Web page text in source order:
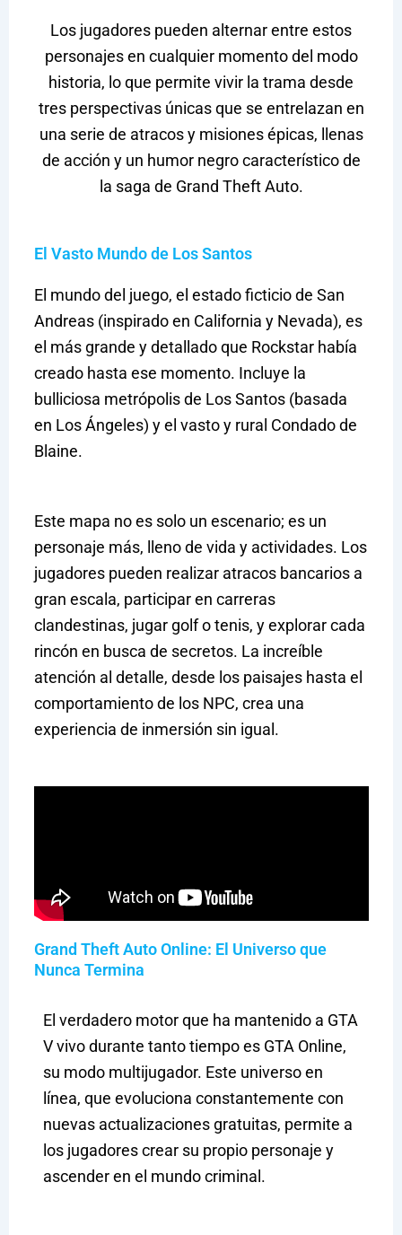
Los jugadores pueden alternar entre estos
personajes en cualquier momento del modo
historia, lo que permite vivir la trama desde
tres perspectivas únicas que se entrelazan en
una serie de atracos y misiones épicas, llenas
de acción y un humor negro característico de
la saga de Grand Theft Auto.
El Vasto Mundo de Los Santos
El mundo del juego, el estado ficticio de San
Andreas (inspirado en California y Nevada), es
el más grande y detallado que Rockstar había
creado hasta ese momento. Incluye la
bulliciosa metrópolis de Los Santos (basada
en Los Ángeles) y el vasto y rural Condado de
Blaine.
Este mapa no es solo un escenario; es un
personaje más, lleno de vida y actividades. Los
jugadores pueden realizar atracos bancarios a
gran escala, participar en carreras
clandestinas, jugar golf o tenis, y explorar cada
rincón en busca de secretos. La increíble
atención al detalle, desde los paisajes hasta el
comportamiento de los NPC, crea una
experiencia de inmersión sin igual.
Grand Theft Auto Online: El Universo que
Nunca Termina
El verdadero motor que ha mantenido a GTA
V vivo durante tanto tiempo es GTA Online,
su modo multijugador. Este universo en
línea, que evoluciona constantemente con
nuevas actualizaciones gratuitas, permite a
los jugadores crear su propio personaje y
ascender en el mundo criminal.